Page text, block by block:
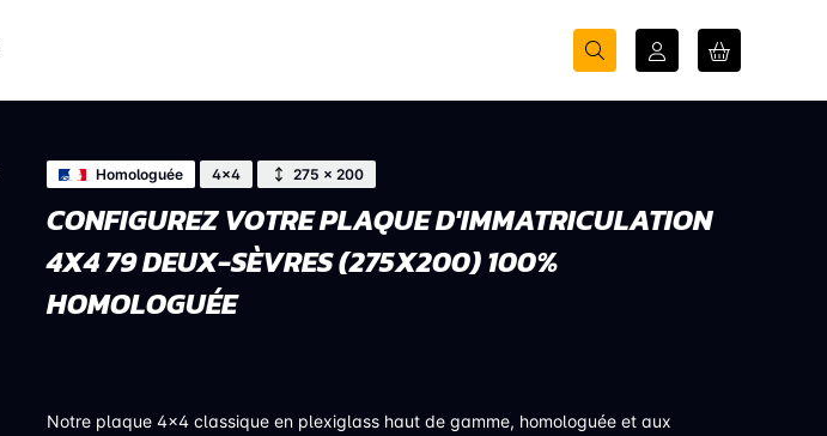
Homologuée 4x4 275 × 200
CONFIGUREZ VOTRE PLAQUE D'IMMATRICULATION
4X4 79 DEUX-SÈVRES (275X200) 100%
HOMOLOGUÉE
Notre plaque 4x4 classique en plexiglass haut de gamme, homologuée et aux